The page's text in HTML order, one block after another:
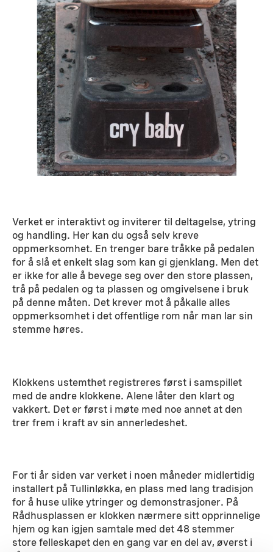
Verket er interaktivt og inviterer til deltagelse, ytring
og handling. Her kan du også selv kreve
oppmerksomhet. En trenger bare tråkke på pedalen
for å slå et enkelt slag som kan gi gjenklang. Men det
er ikke for alle å bevege seg over den store plassen,
trå på pedalen og ta plassen og omgivelsene i bruk
på denne måten. Det krever mot å påkalle alles
oppmerksomhet i det offentlige rom når man lar sin
stemme høres.
Klokkens ustemthet registreres først i samspillet
med de andre klokkene. Alene låter den klart og
vakkert. Det er først i møte med noe annet at den
trer frem i kraft av sin annerledeshet.
For ti år siden var verket i noen måneder midlertidig
installert på Tullinløkka, en plass med lang tradisjon
for å huse ulike ytringer og demonstrasjoner. På
Rådhusplassen er klokken nærmere sitt opprinnelige
hjem og kan igjen samtale med det 48 stemmer
store felleskapet den en gang var en del av, øverst i